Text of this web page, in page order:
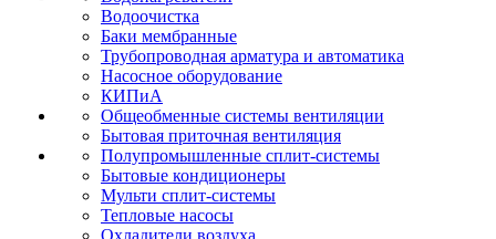
Водоочистка
Баки мембранные
Трубопроводная арматура и автоматика
Насосное оборудование
КИПиА
Общеобменные системы вентиляции
Бытовая приточная вентиляция
Полупромышленные сплит-системы
Бытовые кондиционеры
Мульти сплит-системы
Тепловые насосы
Охладители воздуха